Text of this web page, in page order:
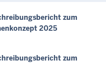
zum
2025
zum